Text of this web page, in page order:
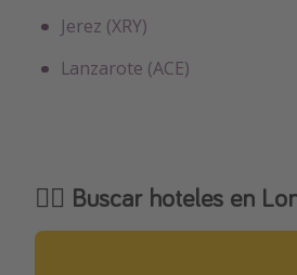
Jerez (XRY)
Lanzarote (ACE)
🕵️‍♀️ Buscar hoteles en